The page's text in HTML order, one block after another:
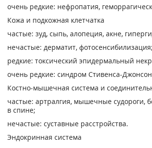
очень редкие: нефропатия,
Кожа и подкожная клетчатка
частые: зуд, сыпь, алопеция, акне,
нечастые: дерматит, фотосенсибилизация;
редкие: токсический эпидермальный
очень редкие: синдром Стивенса-
Костно-мышечная система и
частые: артралгия, мышечные судороги,
в спине;
нечастые: суставные расстройства.
Эндокринная система